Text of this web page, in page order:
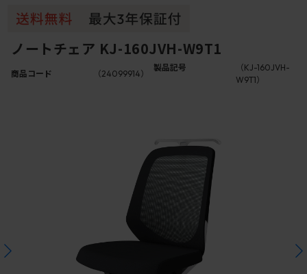
ノートチェア KJ-160JVH-W9T1
商品コード （24099914）
製品記号
（KJ-160JVH-
W9T1）